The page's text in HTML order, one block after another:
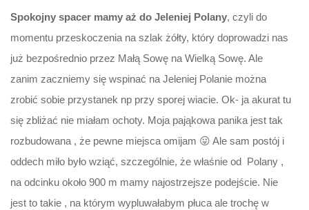
Spokojny spacer mamy aż do Jeleniej Polany, czyli do
momentu przeskoczenia na szlak żółty, który doprowadzi nas
już bezpośrednio przez Małą Sowę na Wielką Sowę. Ale
zanim zaczniemy się wspinać na Jeleniej Polanie można
zrobić sobie przystanek np przy sporej wiacie. Ok- ja akurat tu
się zbliżać nie miałam ochoty. Moja pająkowa panika jest tak
rozbudowana , że pewne miejsca omijam 😛 Ale sam postój i
oddech miło było wziąć, szczególnie, że właśnie od Polany ,
na odcinku około 900 m mamy najostrzejsze podejście. Nie
jest to takie , na którym wypluwałabym płuca ale trochę w